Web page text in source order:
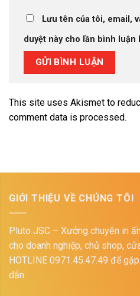
Lưu tên của tôi, email,
duyệt này cho lần bình luận
This site uses Akismet to
comment data is processed.
GIỚI THIỆU VỀ CHÚNG TÔI
Pluto JSC – Xưởng chuyên in
cho doanh nghiệp, chủ shop,
HOTLINE 0971.45.47.49 để
dẫn.